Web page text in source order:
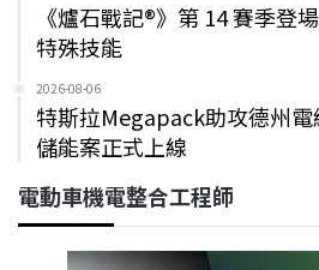
《爐石戰記®》第 14 賽季登
特殊技能
2026-08-06
特斯拉Megapack助攻德州
儲能案正式上線
電動車機電整合工程師